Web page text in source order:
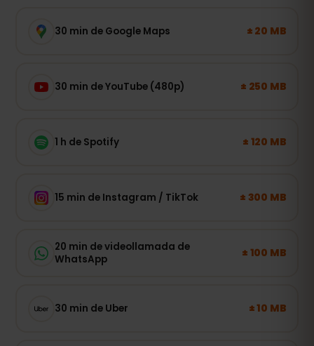
30 min de Google Maps ± 20 MB
30 min de YouTube (480p) ± 250 MB
1 h de Spotify ± 120 MB
15 min de Instagram / TikTok ± 300 MB
20 min de videollamada de
WhatsApp
± 100 MB
30 min de Uber ± 10 MB